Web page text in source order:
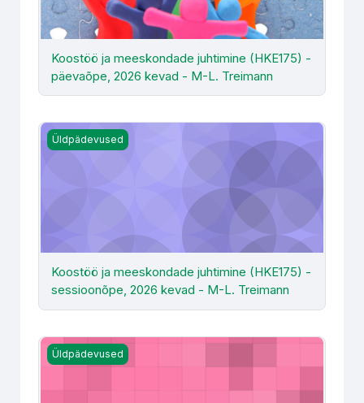
Koostöö ja meeskondade juhtimine (HKE175) -
päevaõpe, 2026 kevad - M-L. Treimann
Koostöö ja meeskondade juhtimine (HKE175) -
Üldpädevused
Koostöö ja meeskondade juhtimine (HKE175) -
sessioonõpe, 2026 kevad - M-L. Treimann
Koostöö ja meeskondade juhtimine (HKE175)- M.
Üldpädevused